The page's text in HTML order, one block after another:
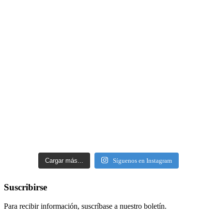
Cargar más... Síguenos en Instagram
Suscribirse
Para recibir información, suscríbase a nuestro boletín.